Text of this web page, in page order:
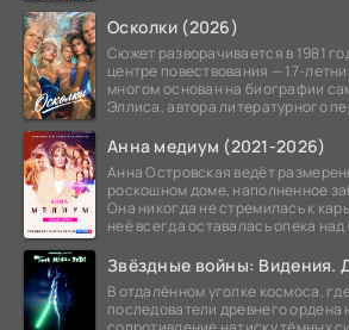
Осколки (2026)
Сюжет разворачивается в 1981
центре повествования — 17-
многом основан на биографии
Эллиса, автора литературного
Анна медиум (2021-2026)
Анна Островская ведёт
роскошном доме, наполненное
Она никогда не стремилась к
неё всегда оставалась опека над
В отдалённом уголке космоса,
последователи древнего